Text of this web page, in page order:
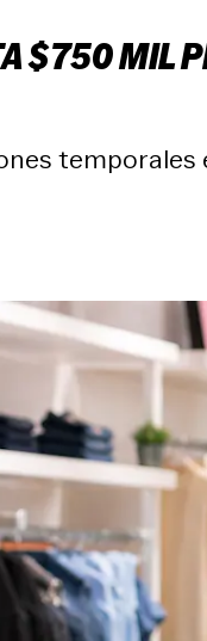
$750 MIL
temporales